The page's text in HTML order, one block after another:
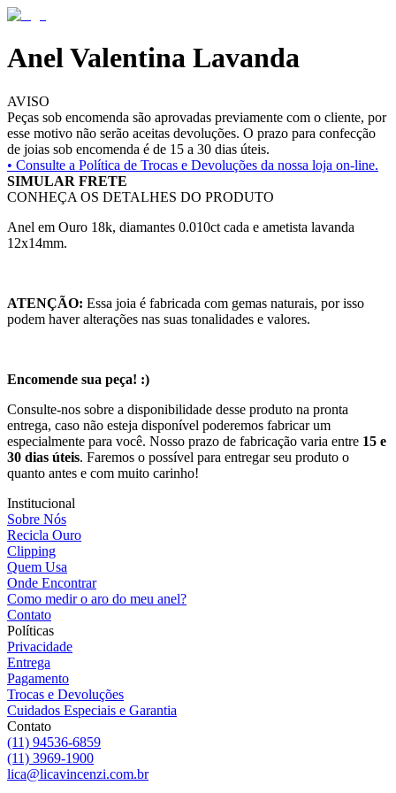
Anel Valentina Lavanda
AVISO
Peças sob encomenda são aprovadas previamente com o cliente, por
esse motivo não serão aceitas devoluções. O prazo para confecção
de joias sob encomenda é de 15 a 30 dias úteis.
• Consulte a Política de Trocas e Devoluções da nossa loja on-line.
SIMULAR FRETE
CONHEÇA OS DETALHES DO PRODUTO
Anel em Ouro 18k, diamantes 0.010ct cada e ametista lavanda
12x14mm.
ATENÇÃO: Essa joia é fabricada com gemas naturais, por isso
podem haver alterações nas suas tonalidades e valores.
Encomende sua peça! :)
Consulte-nos sobre a disponibilidade desse produto na pronta
entrega, caso não esteja disponível poderemos fabricar um
especialmente para você. Nosso prazo de fabricação varia entre 15 e
30 dias úteis. Faremos o possível para entregar seu produto o
quanto antes e com muito carinho!
Institucional
Sobre Nós
Recicla Ouro
Clipping
Quem Usa
Onde Encontrar
Como medir o aro do meu anel?
Contato
Políticas
Privacidade
Entrega
Pagamento
Trocas e Devoluções
Cuidados Especiais e Garantia
Contato
(11) 94536-6859
(11) 3969-1900
lica@licavincenzi.com.br